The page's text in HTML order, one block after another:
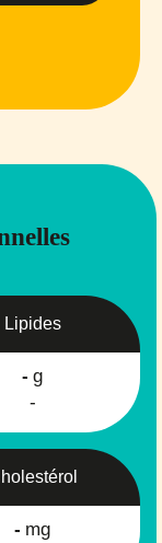
Lipides
- g
-
- mg